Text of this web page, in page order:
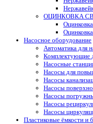
ОЦИНКОВКА
Насосное оборудование
Автоматика для
Комплектующие
Насосные
Насосы для
Насосы
Насосы
Насосы
Насосы
Насосы
Пластиковые ёмкости и